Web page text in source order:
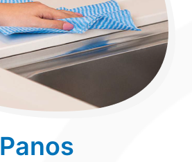
Panos